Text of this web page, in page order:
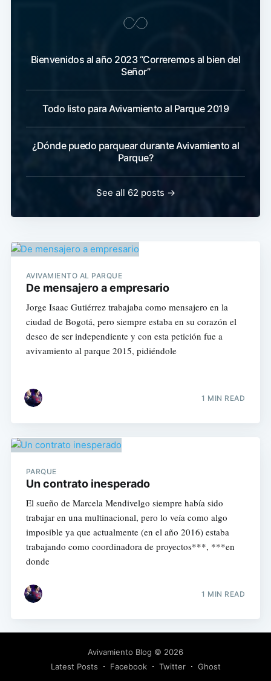
Bienvenidos al año 2023 “Correremos al bien del
Señor”
Todo listo para Avivamiento al Parque 2019
¿Dónde puedo parquear durante Avivamiento al
Parque?
See all 62 posts →
AVIVAMIENTO AL PARQUE
De mensajero a empresario
Jorge Isaac Gutiérrez trabajaba como mensajero en la
ciudad de Bogotá, pero siempre estaba en su corazón el
deseo de ser independiente y con esta petición fue a
avivamiento al parque 2015, pidiéndole
1 MIN READ
PARQUE
Un contrato inesperado
El sueño de Marcela Mendivelgo siempre había sido
trabajar en una multinacional, pero lo veía como algo
imposible ya que actualmente (en el año 2016) estaba
trabajando como coordinadora de proyectos***, ***en
donde
1 MIN READ
Avivamiento Blog © 2026
Latest Posts
Facebook Twitter Ghost